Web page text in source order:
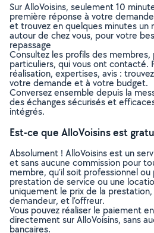
Sur AlloVoisins, seulement 10
première réponse à votre
et trouvez en quelques minutes un
autour de chez vous, pour votre
repassage
Consultez les profils des membres,
particuliers, qui vous ont contacté.
réalisation, expertises, avis :
votre demande et à votre budget.
Conversez ensemble depuis la
des échanges sécurisés et
intégrés.
Est-ce que AlloVoisins est
Absolument ! AlloVoisins est un
et sans aucune commission pour
membre, qu’il soit professionnel
prestation de service ou une
uniquement le prix de la prestation,
demandeur, et l’offreur.
Vous pouvez réaliser le paiement
directement sur AlloVoisins, sans
bancaires.